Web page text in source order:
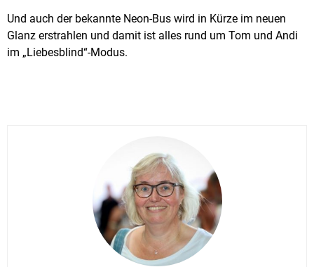
Und auch der bekannte Neon-Bus wird in Kürze im neuen
Glanz erstrahlen und damit ist alles rund um Tom und Andi
im „Liebesblind“-Modus.